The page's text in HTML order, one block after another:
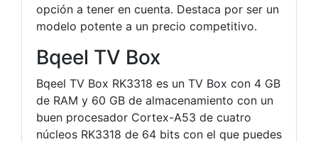
opción a tener en cuenta. Destaca por ser un
modelo potente a un precio competitivo.
Bqeel TV Box
Bqeel TV Box RK3318 es un TV Box con 4 GB
de RAM y 60 GB de almacenamiento con un
buen procesador Cortex-A53 de cuatro
núcleos RK3318 de 64 bits con el que puedes